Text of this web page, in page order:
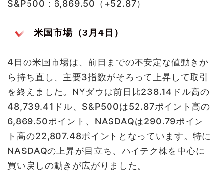
S&P500：6,869.50（+52.87）
米国市場（3月4日）
4日の米国市場は、前日までの不安定な値動きか
ら持ち直し、主要3指数がそろって上昇して取引
を終えました。NYダウは前日比238.14ドル高の
48,739.41ドル、S&P500は52.87ポイント高の
6,869.50ポイント、NASDAQは290.79ポイン
ト高の22,807.48ポイントとなっています。特に
NASDAQの上昇が目立ち、ハイテク株を中心に
買い戻しの動きが広がりました。